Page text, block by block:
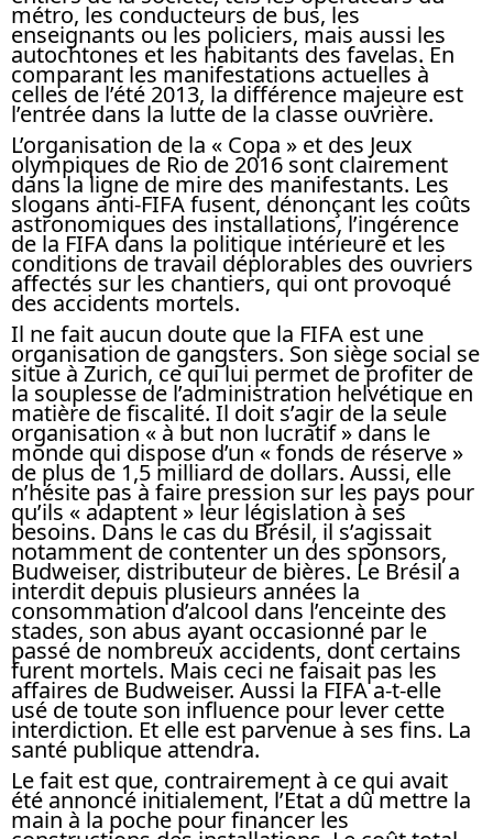
métro, les conducteurs de bus, les
enseignants ou les policiers, mais aussi les
autochtones et les habitants des favelas. En
comparant les manifestations actuelles à
celles de l’été 2013, la différence majeure est
l’entrée dans la lutte de la classe ouvrière.
L’organisation de la « Copa » et des Jeux
olympiques de Rio de 2016 sont clairement
dans la ligne de mire des manifestants. Les
slogans anti-FIFA fusent, dénonçant les coûts
astronomiques des installations, l’ingérence
de la FIFA dans la politique intérieure et les
conditions de travail déplorables des ouvriers
affectés sur les chantiers, qui ont provoqué
des accidents mortels.
Il ne fait aucun doute que la FIFA est une
organisation de gangsters. Son siège social se
situe à Zurich, ce qui lui permet de profiter de
la souplesse de l’administration helvétique en
matière de fiscalité. Il doit s’agir de la seule
organisation « à but non lucratif » dans le
monde qui dispose d’un « fonds de réserve »
de plus de 1,5 milliard de dollars. Aussi, elle
n’hésite pas à faire pression sur les pays pour
qu’ils « adaptent » leur législation à ses
besoins. Dans le cas du Brésil, il s’agissait
notamment de contenter un des sponsors,
Budweiser, distributeur de bières. Le Brésil a
interdit depuis plusieurs années la
consommation d’alcool dans l’enceinte des
stades, son abus ayant occasionné par le
passé de nombreux accidents, dont certains
furent mortels. Mais ceci ne faisait pas les
affaires de Budweiser. Aussi la FIFA a-t-elle
usé de toute son influence pour lever cette
interdiction. Et elle est parvenue à ses fins. La
santé publique attendra.
Le fait est que, contrairement à ce qui avait
été annoncé initialement, l’État a dû mettre la
main à la poche pour financer les